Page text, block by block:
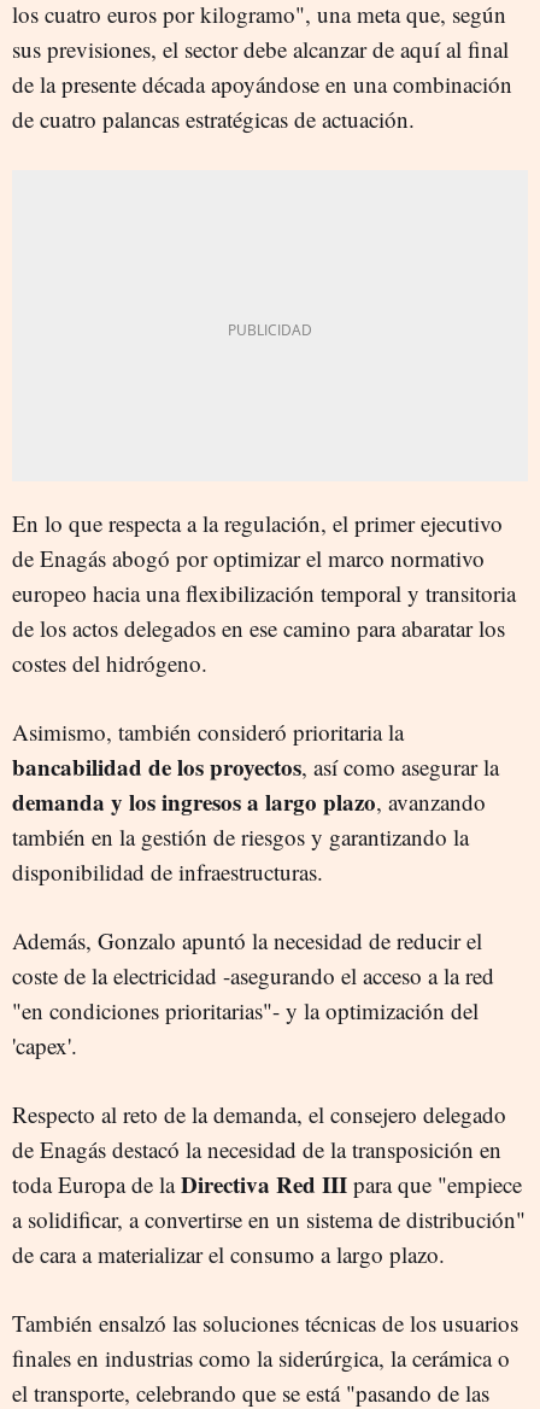
los cuatro euros por kilogramo", una meta que, según
sus previsiones, el sector debe alcanzar de aquí al final
de la presente década apoyándose en una combinación
de cuatro palancas estratégicas de actuación.
En lo que respecta a la regulación, el primer ejecutivo
de Enagás abogó por optimizar el marco normativo
europeo hacia una flexibilización temporal y transitoria
de los actos delegados en ese camino para abaratar los
costes del hidrógeno.
Asimismo, también consideró prioritaria la
bancabilidad de los proyectos, así como asegurar la
demanda y los ingresos a largo plazo, avanzando
también en la gestión de riesgos y garantizando la
disponibilidad de infraestructuras.
Además, Gonzalo apuntó la necesidad de reducir el
coste de la electricidad -asegurando el acceso a la red
"en condiciones prioritarias"- y la optimización del
'capex'.
Respecto al reto de la demanda, el consejero delegado
de Enagás destacó la necesidad de la transposición en
toda Europa de laDirectiva Red III para que "empiece
a solidificar, a convertirse en un sistema de distribución"
de cara a materializar el consumo a largo plazo.
También ensalzó las soluciones técnicas de los usuarios
finales en industrias como la siderúrgica, la cerámica o
el transporte, celebrando que se está "pasando de las